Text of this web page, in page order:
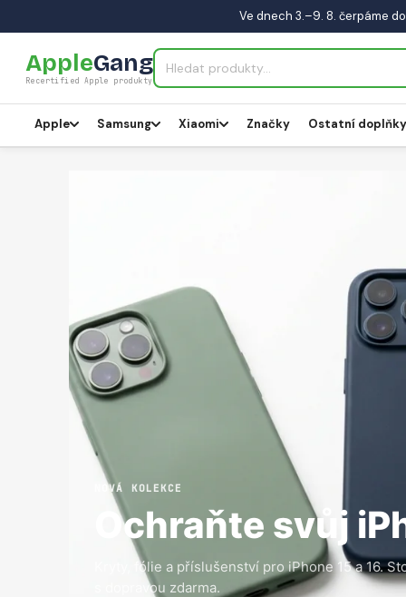
Ve dnech 3.–9. 8. čerpáme
AppleGang
Recertified Apple produkty
Apple Samsung Xiaomi Značky Ostatní doplňky
NOVÁ KOLEKCE
Ochraňte svůj
Kryty, fólie a příslušenství pro iPhone 15 a 16.
s dopravou zdarma.